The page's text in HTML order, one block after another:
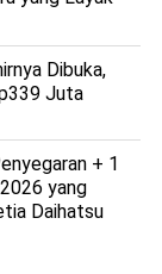
Dibuka,
Juta
+ 1
yang
Daihatsu